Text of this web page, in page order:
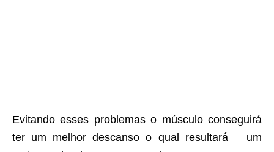
Evitando esses problemas o músculo conseguirá
ter um melhor descanso o qual resultará um